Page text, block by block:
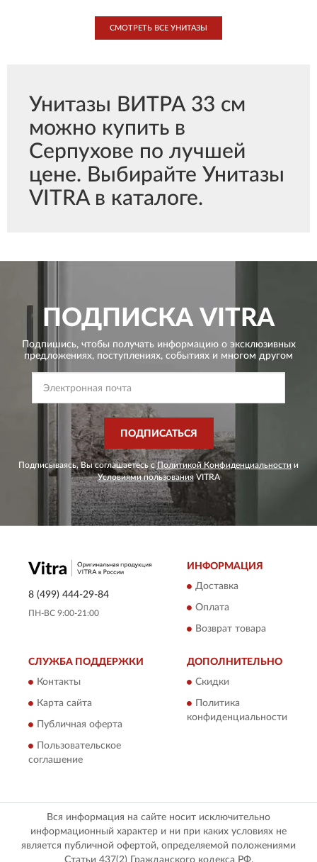
СМОТРЕТЬ ВСЕ УНИТАЗЫ
Унитазы ВИТРА 33 см
можно купить в
Серпухове по лучшей
цене. Выбирайте Унитазы
VITRA в каталоге.
ПОДПИСКА VITRA
Подпишись, чтобы получать информацию о эксклюзивных
предложениях, поступлениях, событиях и многом другом
ПОДПИСАТЬСЯ
Подписываясь, Вы соглашаетесь сПолитикой Конфиденциальности и
Условиями пользованияVITRA
8 (499) 444-29-84
ПН-ВС 9:00-21:00
ИНФОРМАЦИЯ
Доставка
Оплата
Возврат товара
СЛУЖБА ПОДДЕРЖКИ
Контакты
Карта сайта
Публичная оферта
Пользовательское
соглашение
ДОПОЛНИТЕЛЬНО
Скидки
Политика
конфиденциальности
Вся информация на сайте носит исключительно
информационный характер и ни при каких условиях не
является публичной офертой, определяемой положениями
Статьи 437(2) Гражданского кодекса РФ.